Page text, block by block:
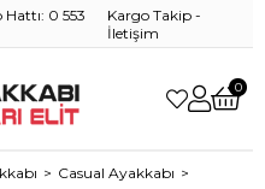
0 553
Kargo Takip -
İletişim
0
Casual Ayakkabı